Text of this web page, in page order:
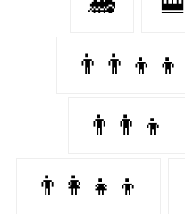
👨‍👨‍👦‍👦
👨‍👨‍👦
👨‍👩‍👧‍👦